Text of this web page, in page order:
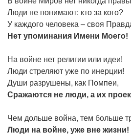
Люди не понимают: кто за кого?
У каждого человека – своя
Нет упоминания Имени Моего!
На войне нет религии или идеи!
Люди стреляют уже по инерции!
Души разрушены, как Помпеи,
Сражаются не люди, а их
Чем дольше война, тем больше
Люди на войне, уже вне жизни!